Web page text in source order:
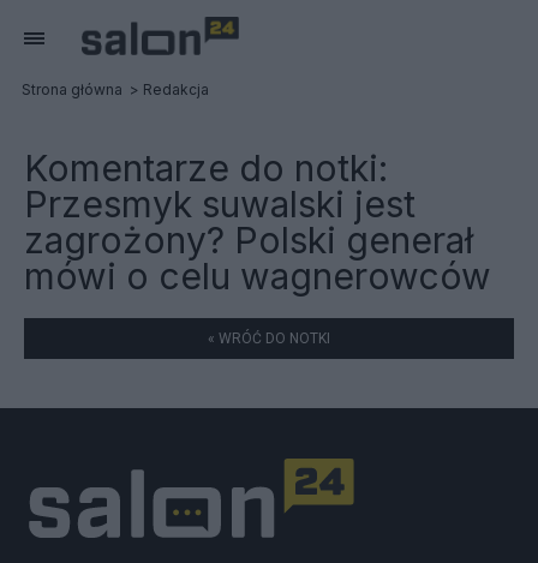
Strona główna Redakcja
Komentarze do notki:
Przesmyk suwalski jest
zagrożony? Polski generał
mówi o celu wagnerowców
« WRÓĆ DO NOTKI